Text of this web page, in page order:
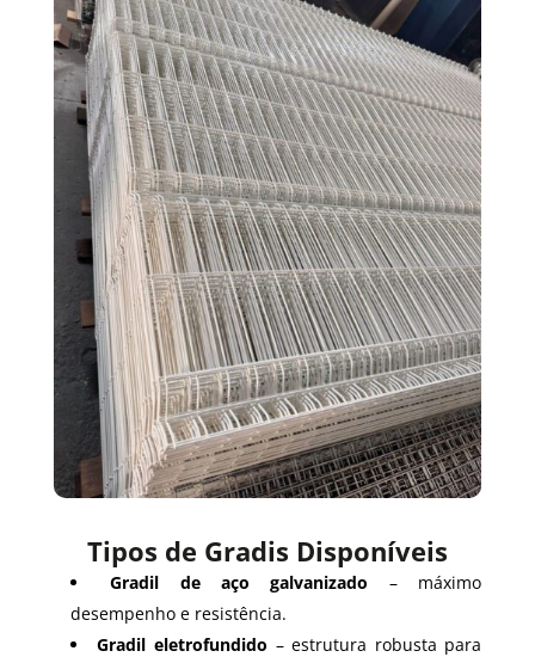
Tipos de Gradis Disponíveis
Gradil de aço galvanizado – máximo
desempenho e resistência.
Gradil eletrofundido – estrutura robusta para